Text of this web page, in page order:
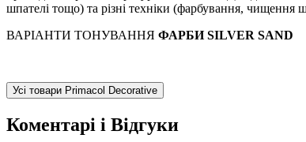
шпателі тощо) та різні техніки (фарбування,
ВАРІАНТИ ТОНУВАННЯ ФАРБИ SILVER SAND
Усі товари Primacol Decorative
Коментарі і Відгуки